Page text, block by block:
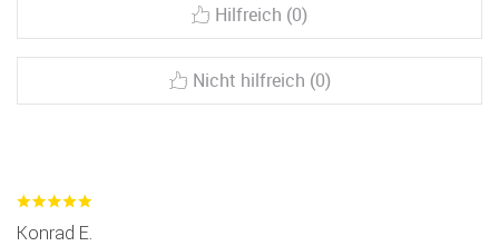
Hilfreich (0)
Nicht hilfreich (0)
Konrad E.